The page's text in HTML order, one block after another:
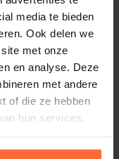
media te bieden
Ook delen we
met onze
en analyse. Deze
met andere
of die ze hebben
hun services.
Op voorraad